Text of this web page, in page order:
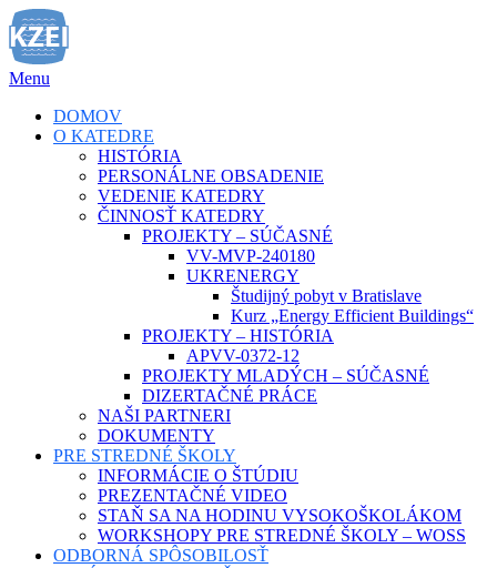
Prejsť
na
obsah
Menu
DOMOV
O KATEDRE
HISTÓRIA
PERSONÁLNE OBSADENIE
VEDENIE KATEDRY
ČINNOSŤ KATEDRY
PROJEKTY – SÚČASNÉ
VV-MVP-240180
UKRENERGY
Študijný pobyt v Bratislave
Kurz „Energy Efficient Buildings“
PROJEKTY – HISTÓRIA
APVV-0372-12
PROJEKTY MLADÝCH – SÚČASNÉ
DIZERTAČNÉ PRÁCE
NAŠI PARTNERI
DOKUMENTY
PRE STREDNÉ ŠKOLY
INFORMÁCIE O ŠTÚDIU
PREZENTAČNÉ VIDEO
STAŇ SA NA HODINU VYSOKOŠKOLÁKOM
WORKSHOPY PRE STREDNÉ ŠKOLY – WOSS
ODBORNÁ SPÔSOBILOSŤ